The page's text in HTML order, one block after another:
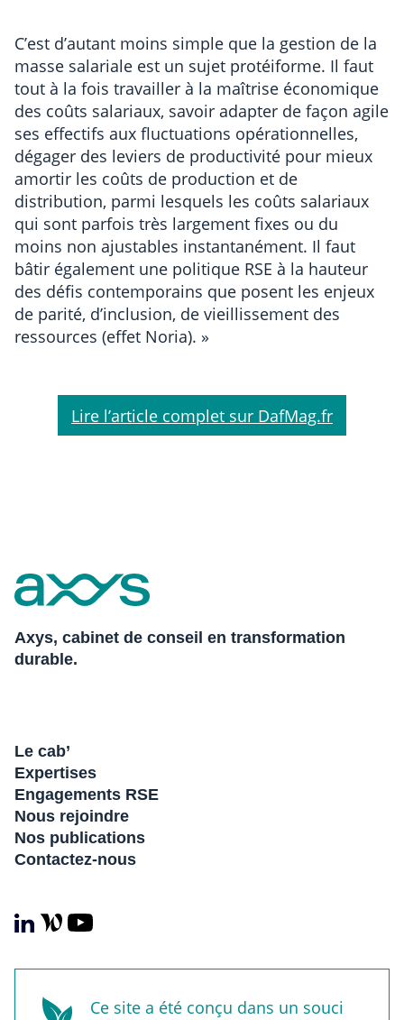
C’est d’autant moins simple que la gestion de la
masse salariale est un sujet protéiforme. Il faut
tout à la fois travailler à la maîtrise économique
des coûts salariaux, savoir adapter de façon agile
ses effectifs aux fluctuations opérationnelles,
dégager des leviers de productivité pour mieux
amortir les coûts de production et de
distribution, parmi lesquels les coûts salariaux
qui sont parfois très largement fixes ou du
moins non ajustables instantanément. Il faut
bâtir également une politique RSE à la hauteur
des défis contemporains que posent les enjeux
de parité, d’inclusion, de vieillissement des
ressources (effet Noria). »
Lire l’article complet sur DafMag.fr
Axys, cabinet de conseil en transformation
durable.
Le cab’
Expertises
Engagements RSE
Nous rejoindre
Nos publications
Contactez-nous
Ce site a été conçu dans un souci